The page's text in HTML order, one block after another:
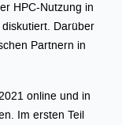
HPC-Nutzung in
Darüber
Partnern in
online und in
Im ersten Teil